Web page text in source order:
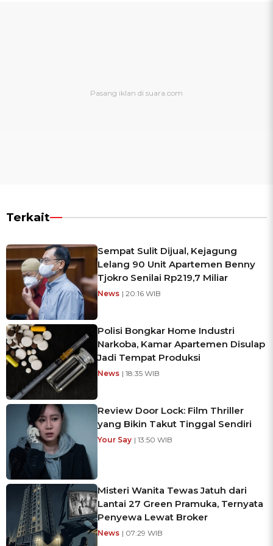
Terkait
Sempat Sulit Dijual, Kejagung
Lelang 90 Unit Apartemen Benny
Tjokro Senilai Rp219,7 Miliar
News | 20:16 WIB
Polisi Bongkar Home Industri
Narkoba, Kamar Apartemen Disulap
Jadi Tempat Produksi
News | 18:35 WIB
Review Door Lock: Film Thriller
yang Bikin Takut Tinggal Sendiri
Your Say | 13:50 WIB
Misteri Wanita Tewas Jatuh dari
Lantai 27 Green Pramuka, Ternyata
Penyewa Lewat Broker
News | 07:29 WIB